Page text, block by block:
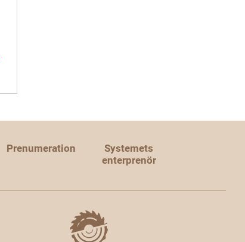
Prenumeration
Systemets
enterprenör